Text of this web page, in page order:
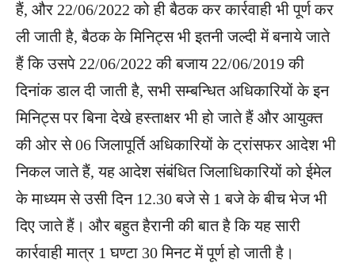
हैं, और 22/06/2022 को ही बैठक कर कार्रवाही भी पूर्ण कर
ली जाती है, बैठक के मिनिट्स भी इतनी जल्दी में बनाये जाते
हैं कि उसपे 22/06/2022 की बजाय 22/06/2019 की
दिनांक डाल दी जाती है, सभी सम्बन्धित अधिकारियों के इन
मिनिट्स पर बिना देखे हस्ताक्षर भी हो जाते हैं और आयुक्त
की ओर से 06 जिलापूर्ति अधिकारियों के ट्रांसफर आदेश भी
निकल जाते हैं, यह आदेश संबंधित जिलाधिकारियों को ईमेल
के माध्यम से उसी दिन 12.30 बजे से 1 बजे के बीच भेज भी
दिए जाते हैं। और बहुत हैरानी की बात है कि यह सारी
कार्रवाही मात्र 1 घण्टा 30 मिनट में पूर्ण हो जाती है।